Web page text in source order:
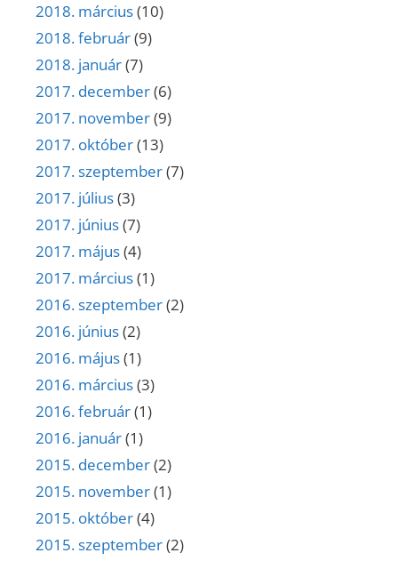
2018. március(10)
2018. február(9)
2018. január(7)
2017. december(6)
2017. november(9)
2017. október(13)
2017. szeptember(7)
2017. július(3)
2017. június(7)
2017. május(4)
2017. március(1)
2016. szeptember(2)
2016. június(2)
2016. május(1)
2016. március(3)
2016. február(1)
2016. január(1)
2015. december(2)
2015. november(1)
2015. október(4)
2015. szeptember(2)